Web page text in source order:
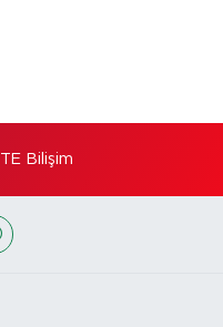
TE Bilişim